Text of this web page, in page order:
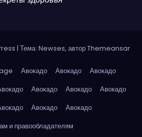
| Тема: Newses, авторThemeansar
Авокадо Авокадо
Авокадо
Авокадо Авокадо
Авокадо
Авокадо
Авокадо
и правообладателям